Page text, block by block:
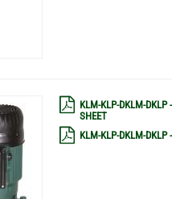
KLM-KLP-DKLM-DKLP
SHEET
KLM-KLP-DKLM-DKLP